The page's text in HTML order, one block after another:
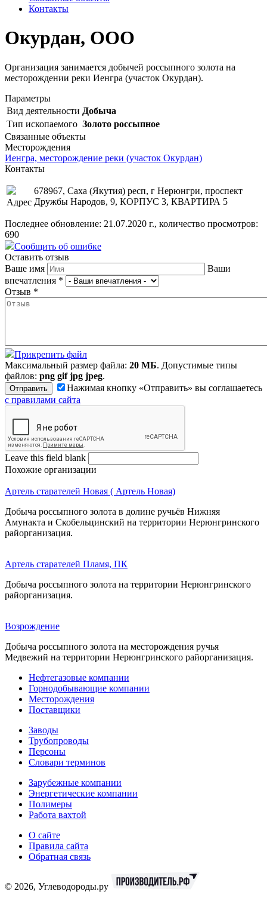
Контакты
Окурдан, ООО
Организация занимается добычей россыпного золота на
месторождении реки Иенгра (участок Окурдан).
Параметры
Вид деятельности Добыча
Тип ископаемого Золото россыпное
Связанные объекты
Месторождения
Иенгра, месторождение реки (участок Окурдан)
Контакты
Адрес
678967, Саха (Якутия) респ, г Нерюнгри, проспект
Дружбы Народов, 9, КОРПУС 3, КВАРТИРА 5
Последнее обновление: 21.07.2020 г., количество просмотров:
690
Сообщить об ошибке
Оставить отзыв
Ваше имя
Ваши
впечатления *
Отзыв *
Прикрепить файл
Максимальный размер файла: 20 МБ. Допустимые типы
файлов: png gif jpg jpeg.
Нажимая кнопку «Отправить» вы соглашаетесь
с правилами сайта
Leave this field blank
Похожие организации
Артель старателей Новая ( Артель Новая)
Добыча россыпного золота в долине ручьёв Нижняя
Амунакта и Скобельцинский на территории Нерюнгринского
райорганизация.
Артель старателей Пламя, ПК
Добыча россыпного золота на территории Нерюнгринского
райорганизация.
Возрождение
Добыча россыпного золота на месторождения ручья
Медвежий на территории Нерюнгринского райорганизация.
Нефтегазовые компании
Горнодобывающие компании
Месторождения
Поставщики
Заводы
Трубопроводы
Персоны
Словари терминов
Зарубежные компании
Энергетические компании
Полимеры
Работа вахтой
О сайте
Правила сайта
Обратная связь
© 2026, Углеводороды.ру